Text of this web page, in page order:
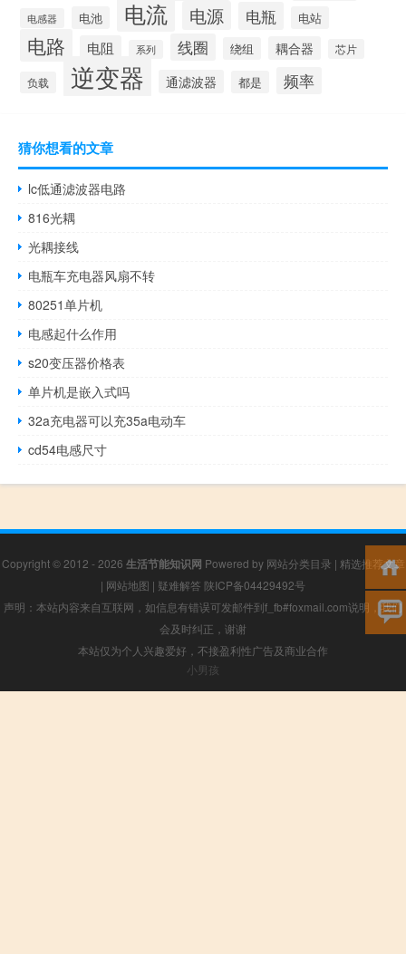
电感器 电池 电流 电源 电瓶 电站
电路 电阻 系列 线圈 绕组 耦合器 芯片
负载 逆变器 通滤波器 都是 频率
猜你想看的文章
lc低通滤波器电路
816光耦
光耦接线
电瓶车充电器风扇不转
80251单片机
电感起什么作用
s20变压器价格表
单片机是嵌入式吗
32a充电器可以充35a电动车
cd54电感尺寸
Copyright © 2012 - 2026 生活节能知识网 Powered by 网站分类目录 | 精选推荐文章
| 网站地图 | 疑难解答 陕ICP备04429492号
声明：本站内容来自互联网，如信息有错误可发邮件到f_fb#foxmail.com说明，我们
会及时纠正，谢谢
本站仅为个人兴趣爱好，不接盈利性广告及商业合作
小男孩